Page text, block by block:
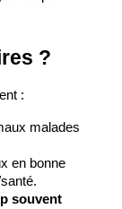
?
:
malades
en bonne
souvent